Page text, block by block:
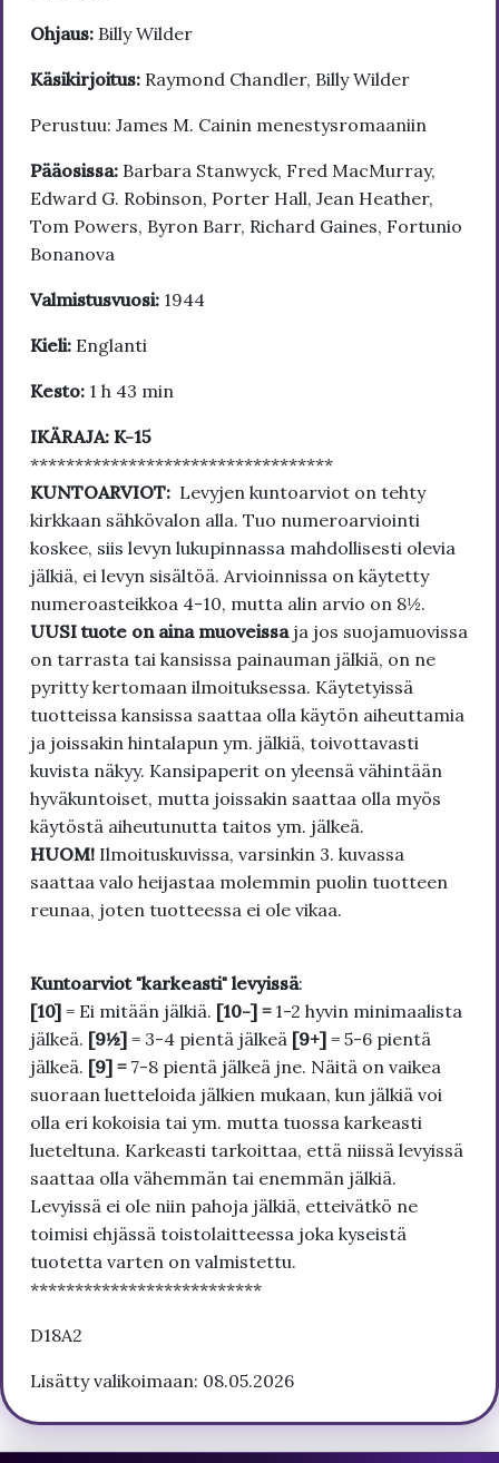
Ohjaus: Billy Wilder
Käsikirjoitus: Raymond Chandler, Billy Wilder
Perustuu: James M. Cainin menestysromaaniin
Pääosissa: Barbara Stanwyck, Fred MacMurray,
Edward G. Robinson, Porter Hall, Jean Heather,
Tom Powers, Byron Barr, Richard Gaines, Fortunio
Bonanova
Valmistusvuosi: 1944
Kieli: Englanti
Kesto: 1 h 43 min
IKÄRAJA: K-15
**********************************
KUNTOARVIOT: Levyjen kuntoarviot on tehty
kirkkaan sähkövalon alla. Tuo numeroarviointi
koskee, siis levyn lukupinnassa mahdollisesti olevia
jälkiä, ei levyn sisältöä. Arvioinnissa on käytetty
numeroasteikkoa 4-10, mutta alin arvio on 8½.
UUSI tuote on aina muoveissa ja jos suojamuovissa
on tarrasta tai kansissa painauman jälkiä, on ne
pyritty kertomaan ilmoituksessa. Käytetyissä
tuotteissa kansissa saattaa olla käytön aiheuttamia
ja joissakin hintalapun ym. jälkiä, toivottavasti
kuvista näkyy. Kansipaperit on yleensä vähintään
hyväkuntoiset, mutta joissakin saattaa olla myös
käytöstä aiheutunutta taitos ym. jälkeä.
HUOM! Ilmoituskuvissa, varsinkin 3. kuvassa
saattaa valo heijastaa molemmin puolin tuotteen
reunaa, joten tuotteessa ei ole vikaa.
Kuntoarviot "karkeasti" levyissä:
[10] = Ei mitään jälkiä. [10-] = 1-2 hyvin minimaalista
jälkeä. [9½] = 3-4 pientä jälkeä [9+] = 5-6 pientä
jälkeä. [9] = 7-8 pientä jälkeä jne. Näitä on vaikea
suoraan luetteloida jälkien mukaan, kun jälkiä voi
olla eri kokoisia tai ym. mutta tuossa karkeasti
lueteltuna. Karkeasti tarkoittaa, että niissä levyissä
saattaa olla vähemmän tai enemmän jälkiä.
Levyissä ei ole niin pahoja jälkiä, etteivätkö ne
toimisi ehjässä toistolaitteessa joka kyseistä
tuotetta varten on valmistettu.
**************************
D18A2
Lisätty valikoimaan: 08.05.2026